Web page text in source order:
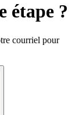
étape ?
courriel pour